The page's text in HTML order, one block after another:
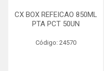
CX BOX REFEICAO 850ML
PTA PCT 50UN
Código: 24570